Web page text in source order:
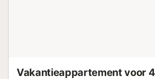
Vakantieappartement voor